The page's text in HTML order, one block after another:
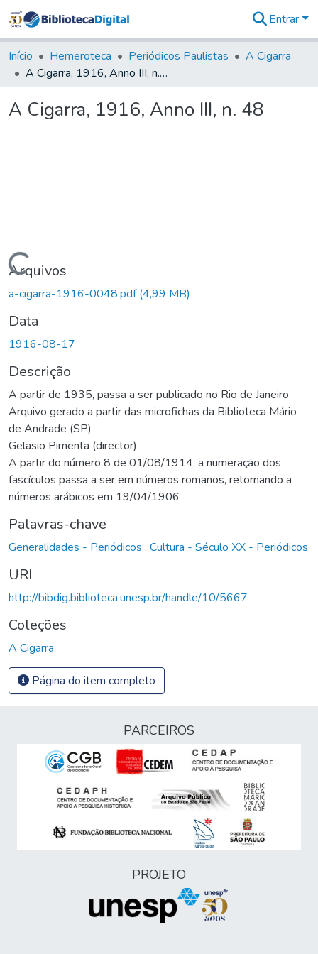
&
Coleções
Tudo na
Digital
Entrar
Início Hemeroteca Periódicos Paulistas
A Cigarra
A Cigarra, 1916, Anno III, n. 48
A Cigarra, 1916, Anno III, n. 48
Carregando...
Arquivos
a-cigarra-1916-0048.pdf(4,99 MB)
Data
1916-08-17
Descrição
A partir de 1935, passa a ser publicado no Rio de Janeiro
Arquivo gerado a partir das microfichas da Biblioteca Mário
de Andrade (SP)
Gelasio Pimenta (director)
A partir do número 8 de 01/08/1914, a numeração dos
fascículos passa a ser em números romanos, retornando a
números arábicos em 19/04/1906
Palavras-chave
Generalidades - Periódicos , Cultura - Século XX - Periódicos
URI
http://bibdig.biblioteca.unesp.br/handle/10/5667
Coleções
A Cigarra
Página do item completo
PARCEIROS
PROJETO